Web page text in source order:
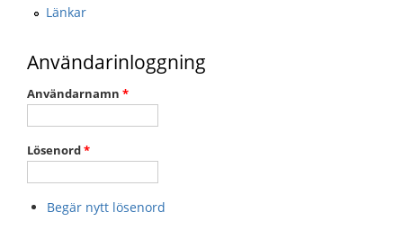
Länkar
Användarinloggning
Användarnamn *
Lösenord*
Begär nytt lösenord